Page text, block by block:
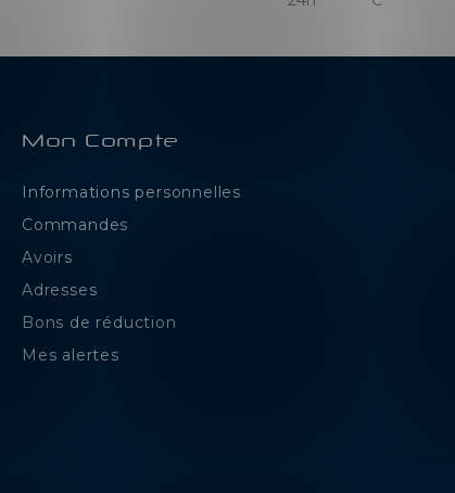
Mon Compte
Informations personnelles
Commandes
Avoirs
Adresses
Bons de réduction
Mes alertes